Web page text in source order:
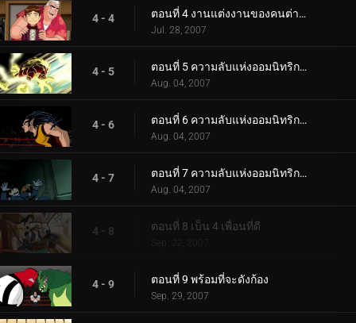
4 - 4 ตอนที่ 4 งานแต่งงานของคนต่างด้าวอ้วนใหญ่
Jul. 28, 2007
4 - 5 ตอนที่ 5 ความลับแห่งออมนิทริกซ์ (1)
Aug. 04, 2007
4 - 6 ตอนที่ 6 ความลับแห่งออมนิทริกซ์ (2)
Aug. 04, 2007
4 - 7 ตอนที่ 7 ความลับแห่งออมนิทริกซ์ (3)
Aug. 04, 2007
4 - 8 ตอนที่ 8 เบ็น 4 เพื่อนที่ดี
Sep. 22, 2007
4 - 9 ตอนที่ 9 พร้อมที่จะดังก้อง
Sep. 29, 2007